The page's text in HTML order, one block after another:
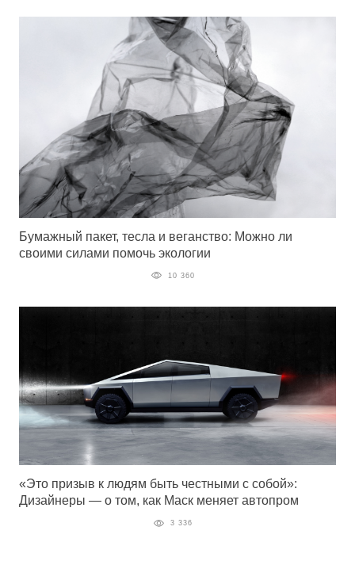
Бумажный пакет, тесла и веганство: Можно ли
своими силами помочь экологии
10 360
«Это призыв к людям быть честными с собой»:
Дизайнеры — о том, как Маск меняет автопром
3 336